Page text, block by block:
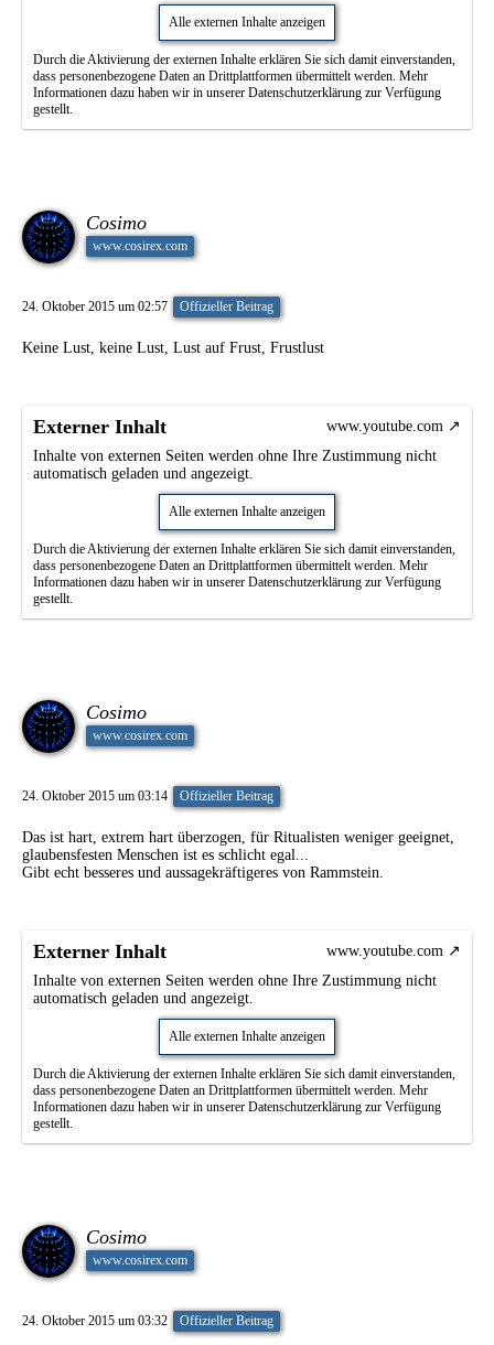
Alle externen Inhalte anzeigen
Durch die Aktivierung der externen Inhalte erklären Sie sich damit einverstanden,
dass personenbezogene Daten an Drittplattformen übermittelt werden. Mehr
Informationen dazu haben wir in unserer Datenschutzerklärung zur Verfügung
gestellt.
Cosimo
www.cosirex.com
24. Oktober 2015 um 02:57 Offizieller Beitrag
Keine Lust, keine Lust, Lust auf Frust, Frustlust
Externer Inhalt
www.youtube.com
Inhalte von externen Seiten werden ohne Ihre Zustimmung nicht
automatisch geladen und angezeigt.
Alle externen Inhalte anzeigen
Durch die Aktivierung der externen Inhalte erklären Sie sich damit einverstanden,
dass personenbezogene Daten an Drittplattformen übermittelt werden. Mehr
Informationen dazu haben wir in unserer Datenschutzerklärung zur Verfügung
gestellt.
Cosimo
www.cosirex.com
24. Oktober 2015 um 03:14 Offizieller Beitrag
Das ist hart, extrem hart überzogen, für Ritualisten weniger geeignet,
glaubensfesten Menschen ist es schlicht egal...
Gibt echt besseres und aussagekräftigeres von Rammstein.
Externer Inhalt
www.youtube.com
Inhalte von externen Seiten werden ohne Ihre Zustimmung nicht
automatisch geladen und angezeigt.
Alle externen Inhalte anzeigen
Durch die Aktivierung der externen Inhalte erklären Sie sich damit einverstanden,
dass personenbezogene Daten an Drittplattformen übermittelt werden. Mehr
Informationen dazu haben wir in unserer Datenschutzerklärung zur Verfügung
gestellt.
Cosimo
www.cosirex.com
24. Oktober 2015 um 03:32 Offizieller Beitrag